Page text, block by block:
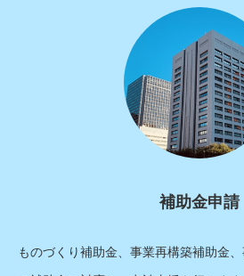
補助金申請
ものづくり補助金、事業再構築補助金